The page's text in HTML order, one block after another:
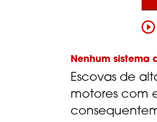
Nenhum sistema
Escovas de
motores com